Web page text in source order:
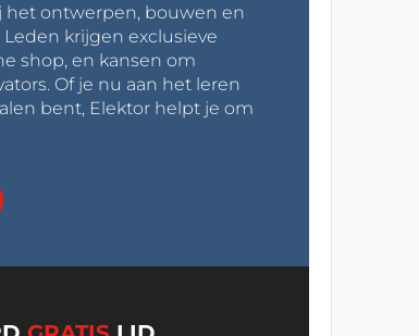
ontwerpen, bouwen en
krijgen exclusieve
shop, en kansen om
Of je nu aan het leren
bent, Elektor helpt je om